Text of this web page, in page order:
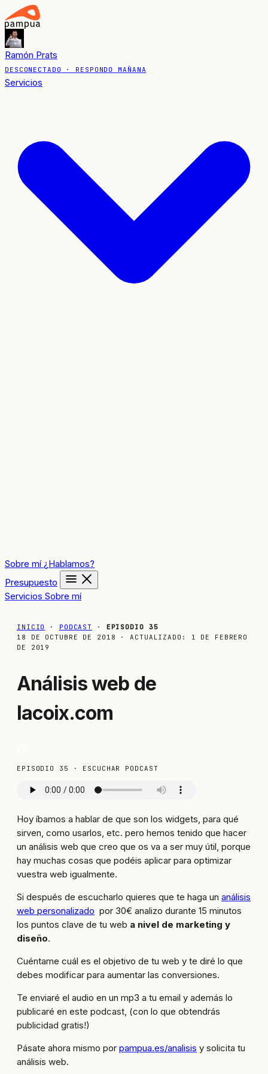
Ramón Prats
DESCONECTADO · RESPONDO MAÑANA
Servicios
Sobre mí ¿Hablamos?
Presupuesto
Servicios Sobre mí
INICIO · PODCAST · EPISODIO 35
18 DE OCTUBRE DE 2018
· ACTUALIZADO:
1 DE FEBRERO
DE 2019
Análisis web de
lacoix.com
EPISODIO 35 · ESCUCHAR PODCAST
Hoy íbamos a hablar de que son los widgets, para qué
sirven, como usarlos, etc. pero hemos tenido que hacer
un análisis web que creo que os va a ser muy útil, porque
hay muchas cosas que podéis aplicar para optimizar
vuestra web igualmente.
Si después de escucharlo quieres que te haga un análisis
web personalizado por 30€ analizo durante 15 minutos
los puntos clave de tu web a nivel de marketing y
diseño.
Cuéntame cuál es el objetivo de tu web y te diré lo que
debes modificar para aumentar las conversiones.
Te enviaré el audio en un mp3 a tu email y además lo
publicaré en este podcast, (con lo que obtendrás
publicidad gratis!)
Pásate ahora mismo por pampua.es/analisis y solicita tu
análisis web.